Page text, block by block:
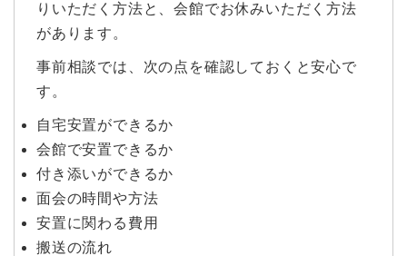
りいただく方法と、会館でお休みいただく方法
があります。
事前相談では、次の点を確認しておくと安心で
す。
自宅安置ができるか
会館で安置できるか
付き添いができるか
面会の時間や方法
安置に関わる費用
搬送の流れ